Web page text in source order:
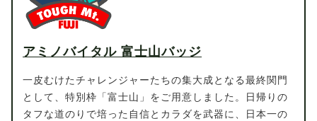
アミノバイタル 富士山バッジ
一皮むけたチャレンジャーたちの集大成となる最終関門
として、特別枠「富士山」をご用意しました。日帰りの
タフな道のりで培った自信とカラダを武器に、日本一の